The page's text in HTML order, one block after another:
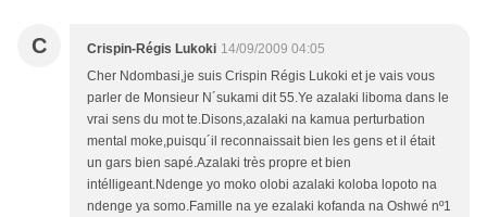
C Crispin-Régis Lukoki 14/09/2009 04:05
Cher Ndombasi,je suis Crispin Régis Lukoki et je vais vous
parler de Monsieur N´sukami dit 55.Ye azalaki liboma dans le
vrai sens du mot te.Disons,azalaki na kamua perturbation
mental moke,puisqu´il reconnaissait bien les gens et il était
un gars bien sapé.Azalaki très propre et bien
intélligeant.Ndenge yo moko olobi azalaki koloba lopoto na
ndenge ya somo.Famille na ye ezalaki kofanda na Oshwé nº1